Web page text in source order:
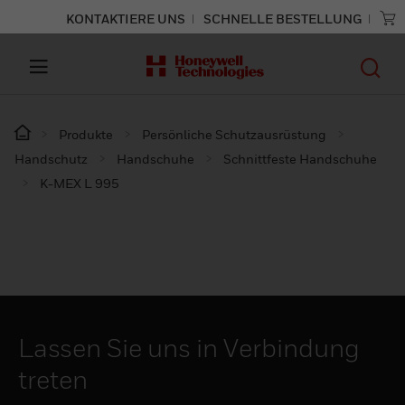
KONTAKTIERE UNS SCHNELLE BESTELLUNG
Produkte
Persönliche Schutzausrüstung
Handschutz
Handschuhe
Schnittfeste Handschuhe
K-MEX L 995
Lassen Sie uns in Verbindung
treten